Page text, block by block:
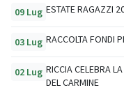
09 Lug ESTATE RAGAZZI
03 Lug RACCOLTA FONDI
02 Lug RICCIA CELEBRA
DEL CARMINE